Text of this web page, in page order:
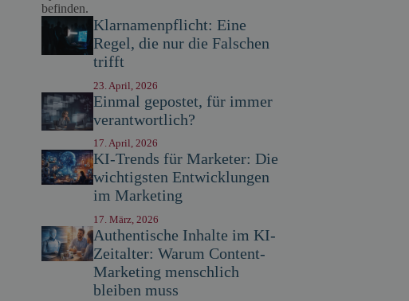
Klarnamenpflicht: Eine
Regel, die nur die Falschen
trifft
23. April, 2026
Einmal gepostet, für immer
verantwortlich?
17. April, 2026
KI-Trends für Marketer: Die
wichtigsten Entwicklungen
im Marketing
17. März, 2026
Authentische Inhalte im KI-
Zeitalter: Warum Content-
Marketing menschlich
bleiben muss